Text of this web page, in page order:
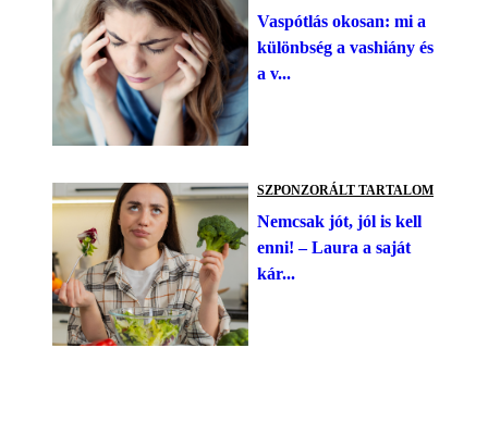
Vaspótlás okosan: mi a
különbség a vashiány és
a v...
SZPONZORÁLT TARTALOM
Nemcsak jót, jól is kell
enni! – Laura a saját
kár...